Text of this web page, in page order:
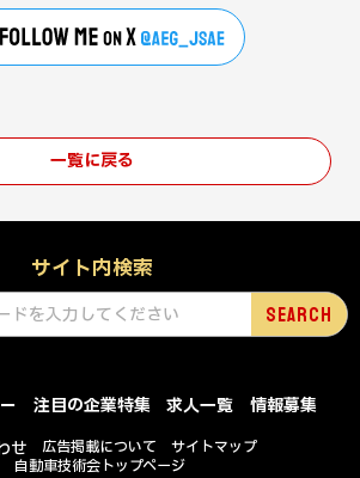
一覧に戻る
サイト内検索
注目の企業特集 求人一覧
情報募集
せ
広告掲載について
サイトマップ
自動車技術会トップページ